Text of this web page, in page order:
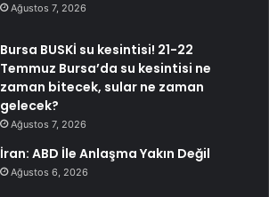
Ağustos 7, 2026
Bursa BUSKİ su kesintisi! 21-22
Temmuz Bursa’da su kesintisi ne
zaman bitecek, sular ne zaman
gelecek?
Ağustos 7, 2026
İran: ABD İle Anlaşma Yakın Değil
Ağustos 6, 2026